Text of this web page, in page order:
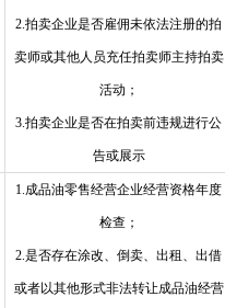
2.拍卖企业是否雇佣未依法注册的拍
卖师或其他人员充任拍卖师主持拍卖
活动；
3.拍卖企业是否在拍卖前违规进行公
告或展示
1.成品油零售经营企业经营资格年度
检查；
2.是否存在涂改、倒卖、出租、出借
或者以其他形式非法转让成品油经营